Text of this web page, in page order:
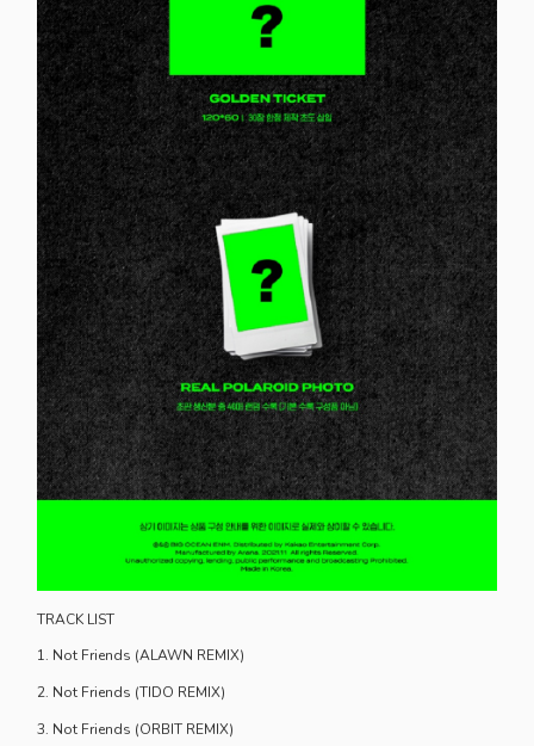
TRACK LIST
1. Not Friends (ALAWN REMIX)
2. Not Friends (TIDO REMIX)
3. Not Friends (ORBIT REMIX)